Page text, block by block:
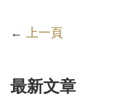
← 上一頁
最新文章